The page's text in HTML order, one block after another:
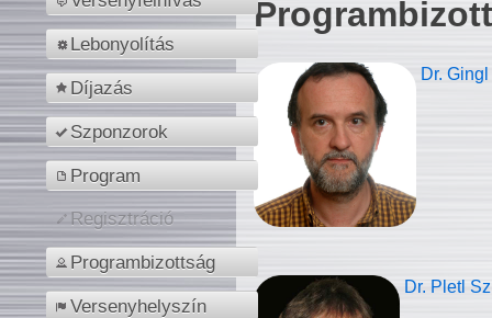
Lebonyolítás
Díjazás
Szponzorok
Program
Regisztráció
Programbizottság
Versenyhelyszín
Dr.
Dr. Pletl